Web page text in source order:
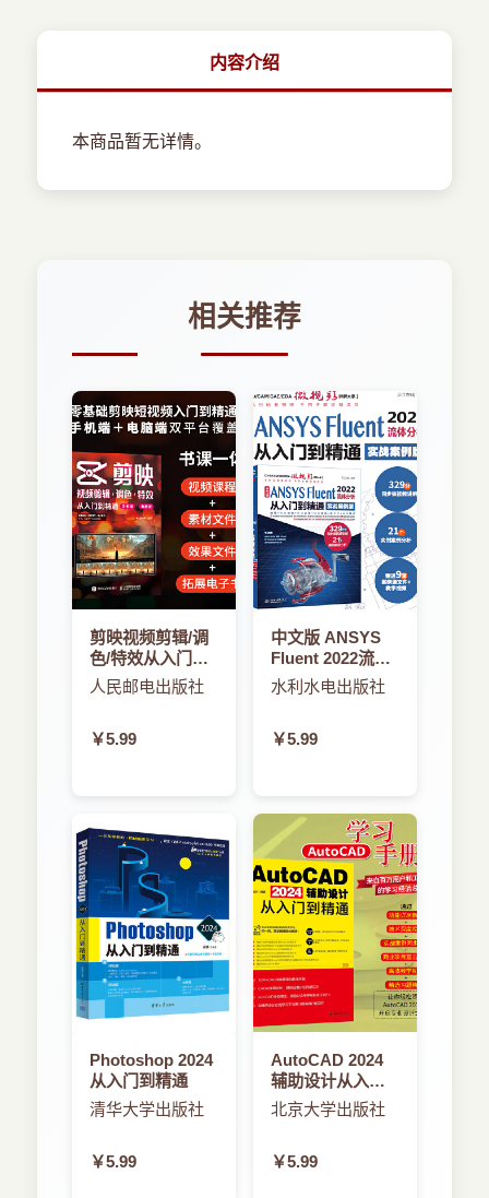
内容介绍
本商品暂无详情。
相关推荐
剪映视频剪辑/调
色/特效从入门到
精通（手机版+电
脑版）
人民邮电出版社
￥5.99
中文版 ANSYS
Fluent 2022流体
分析从入门到精
通（实战案例
ansys fluent数值
水利水电出版社
￥5.99
Photoshop 2024
从入门到精通
清华大学出版社
￥5.99
AutoCAD 2024
辅助设计从入门
到精通
北京大学出版社
￥5.99